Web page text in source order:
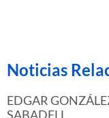
Noticias
EDGAR
SABADELL